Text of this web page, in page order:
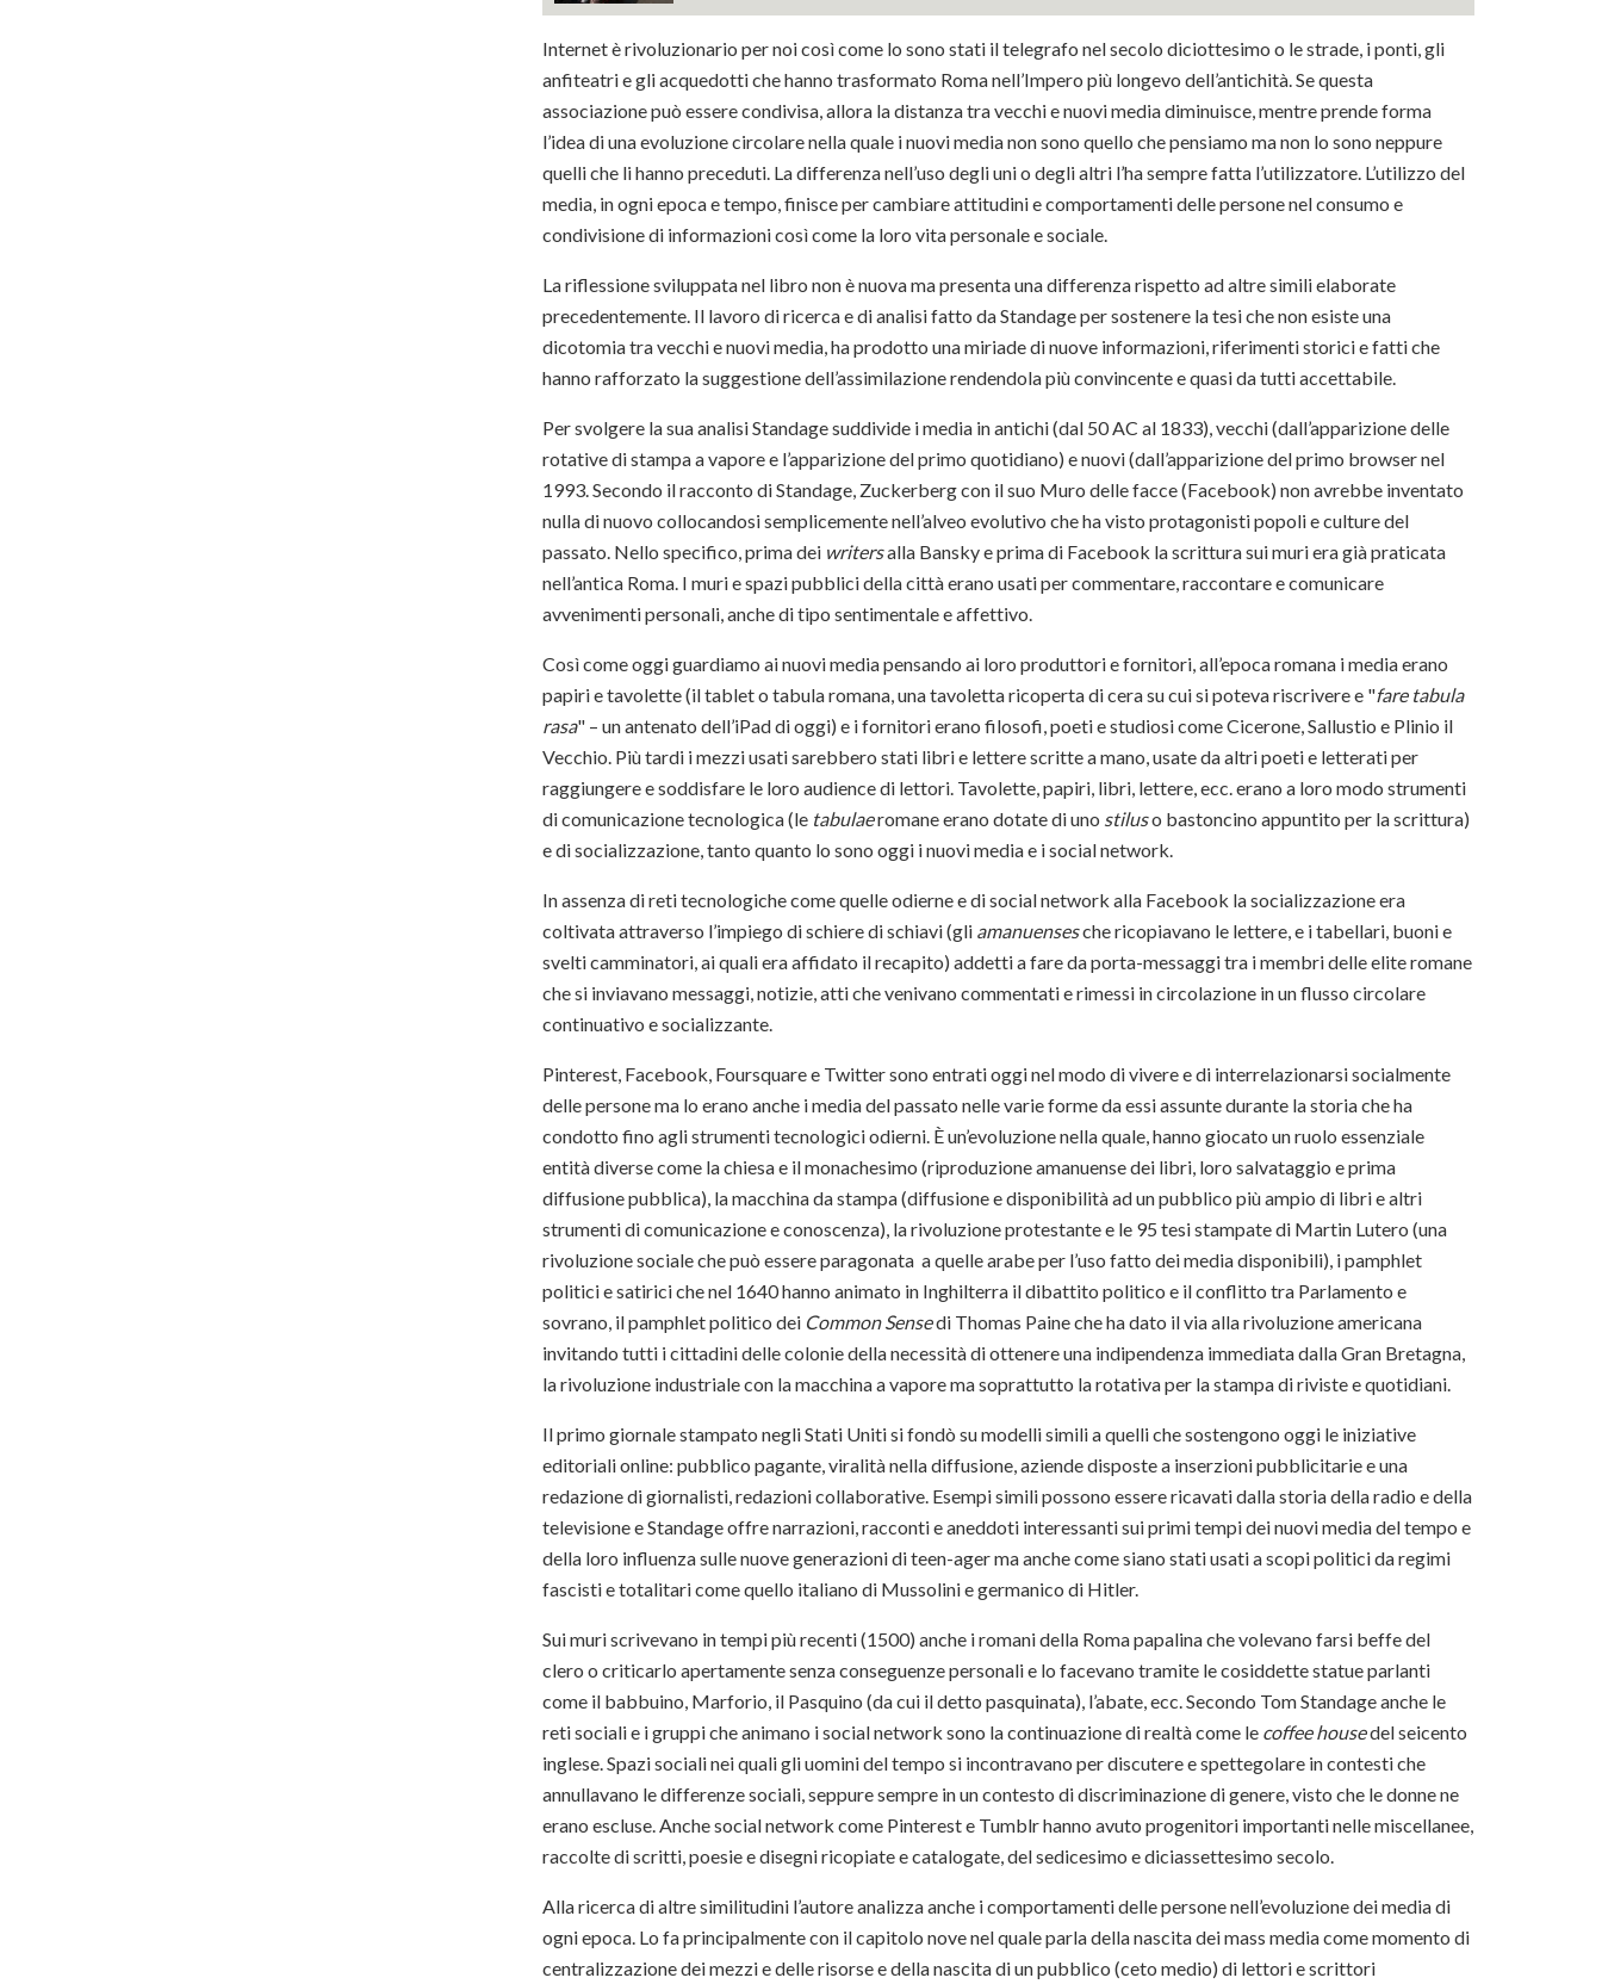
Internet è rivoluzionario per noi così come lo sono stati il telegrafo nel secolo diciottesimo o le strade, i ponti, gli
anfiteatri e gli acquedotti che hanno trasformato Roma nell’Impero più longevo dell’antichità. Se questa
associazione può essere condivisa, allora la distanza tra vecchi e nuovi media diminuisce, mentre prende forma
l’idea di una evoluzione circolare nella quale i nuovi media non sono quello che pensiamo ma non lo sono neppure
quelli che li hanno preceduti. La differenza nell’uso degli uni o degli altri l’ha sempre fatta l’utilizzatore. L’utilizzo del
media, in ogni epoca e tempo, finisce per cambiare attitudini e comportamenti delle persone nel consumo e
condivisione di informazioni così come la loro vita personale e sociale.
La riflessione sviluppata nel libro non è nuova ma presenta una differenza rispetto ad altre simili elaborate
precedentemente. Il lavoro di ricerca e di analisi fatto da Standage per sostenere la tesi che non esiste una
dicotomia tra vecchi e nuovi media, ha prodotto una miriade di nuove informazioni, riferimenti storici e fatti che
hanno rafforzato la suggestione dell’assimilazione rendendola più convincente e quasi da tutti accettabile.
Per svolgere la sua analisi Standage suddivide i media in antichi (dal 50 AC al 1833), vecchi (dall’apparizione delle
rotative di stampa a vapore e l’apparizione del primo quotidiano) e nuovi (dall’apparizione del primo browser nel
1993. Secondo il racconto di Standage, Zuckerberg con il suo Muro delle facce (Facebook) non avrebbe inventato
nulla di nuovo collocandosi semplicemente nell’alveo evolutivo che ha visto protagonisti popoli e culture del
passato. Nello specifico, prima dei writersalla Bansky e prima di Facebook la scrittura sui muri era già praticata
nell’antica Roma. I muri e spazi pubblici della città erano usati per commentare, raccontare e comunicare
avvenimenti personali, anche di tipo sentimentale e affettivo.
Così come oggi guardiamo ai nuovi media pensando ai loro produttori e fornitori, all’epoca romana i media erano
papiri e tavolette (il tablet o tabula romana, una tavoletta ricoperta di cera su cui si poteva riscrivere e "fare tabula
rasa" – un antenato dell’iPad di oggi) e i fornitori erano filosofi, poeti e studiosi come Cicerone, Sallustio e Plinio il
Vecchio. Più tardi i mezzi usati sarebbero stati libri e lettere scritte a mano, usate da altri poeti e letterati per
raggiungere e soddisfare le loro audience di lettori. Tavolette, papiri, libri, lettere, ecc. erano a loro modo strumenti
di comunicazione tecnologica (le tabulaeromane erano dotate di uno stiluso bastoncino appuntito per la scrittura)
e di socializzazione, tanto quanto lo sono oggi i nuovi media e i social network.
In assenza di reti tecnologiche come quelle odierne e di social network alla Facebook la socializzazione era
coltivata attraverso l’impiego di schiere di schiavi (gli amanuensesche ricopiavano le lettere, e i tabellari, buoni e
svelti camminatori, ai quali era affidato il recapito) addetti a fare da porta-messaggi tra i membri delle elite romane
che si inviavano messaggi, notizie, atti che venivano commentati e rimessi in circolazione in un flusso circolare
continuativo e socializzante.
Pinterest, Facebook, Foursquare e Twitter sono entrati oggi nel modo di vivere e di interrelazionarsi socialmente
delle persone ma lo erano anche i media del passato nelle varie forme da essi assunte durante la storia che ha
condotto fino agli strumenti tecnologici odierni. È un’evoluzione nella quale, hanno giocato un ruolo essenziale
entità diverse come la chiesa e il monachesimo (riproduzione amanuense dei libri, loro salvataggio e prima
diffusione pubblica), la macchina da stampa (diffusione e disponibilità ad un pubblico più ampio di libri e altri
strumenti di comunicazione e conoscenza), la rivoluzione protestante e le 95 tesi stampate di Martin Lutero (una
rivoluzione sociale che può essere paragonata a quelle arabe per l’uso fatto dei media disponibili), i pamphlet
politici e satirici che nel 1640 hanno animato in Inghilterra il dibattito politico e il conflitto tra Parlamento e
sovrano, il pamphlet politico dei Common Sensedi Thomas Paine che ha dato il via alla rivoluzione americana
invitando tutti i cittadini delle colonie della necessità di ottenere una indipendenza immediata dalla Gran Bretagna,
la rivoluzione industriale con la macchina a vapore ma soprattutto la rotativa per la stampa di riviste e quotidiani.
Il primo giornale stampato negli Stati Uniti si fondò su modelli simili a quelli che sostengono oggi le iniziative
editoriali online: pubblico pagante, viralità nella diffusione, aziende disposte a inserzioni pubblicitarie e una
redazione di giornalisti, redazioni collaborative. Esempi simili possono essere ricavati dalla storia della radio e della
televisione e Standage offre narrazioni, racconti e aneddoti interessanti sui primi tempi dei nuovi media del tempo e
della loro influenza sulle nuove generazioni di teen-ager ma anche come siano stati usati a scopi politici da regimi
fascisti e totalitari come quello italiano di Mussolini e germanico di Hitler.
Sui muri scrivevano in tempi più recenti (1500) anche i romani della Roma papalina che volevano farsi beffe del
clero o criticarlo apertamente senza conseguenze personali e lo facevano tramite le cosiddette statue parlanti
come il babbuino, Marforio, il Pasquino (da cui il detto pasquinata), l’abate, ecc. Secondo Tom Standage anche le
reti sociali e i gruppi che animano i social network sono la continuazione di realtà come le coffee housedel seicento
inglese. Spazi sociali nei quali gli uomini del tempo si incontravano per discutere e spettegolare in contesti che
annullavano le differenze sociali, seppure sempre in un contesto di discriminazione di genere, visto che le donne ne
erano escluse. Anche social network come Pinterest e Tumblr hanno avuto progenitori importanti nelle miscellanee,
raccolte di scritti, poesie e disegni ricopiate e catalogate, del sedicesimo e diciassettesimo secolo.
Alla ricerca di altre similitudini l’autore analizza anche i comportamenti delle persone nell’evoluzione dei media di
ogni epoca. Lo fa principalmente con il capitolo nove nel quale parla della nascita dei mass media come momento di
centralizzazione dei mezzi e delle risorse e della nascita di un pubblico (ceto medio) di lettori e scrittori